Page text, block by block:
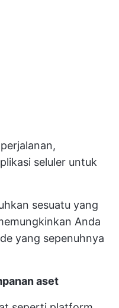
seluler untuk
sesuatu yang
Anda
yang sepenuhnya
aset